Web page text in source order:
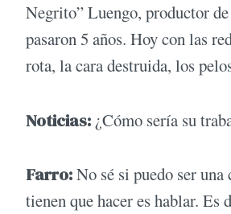
Negrito” Luengo, productor
pasaron 5 años. Hoy con las
rota, la cara destruida, los
Noticias: ¿Cómo sería su
Farro:No sé si puedo ser
tienen que hacer es hablar.